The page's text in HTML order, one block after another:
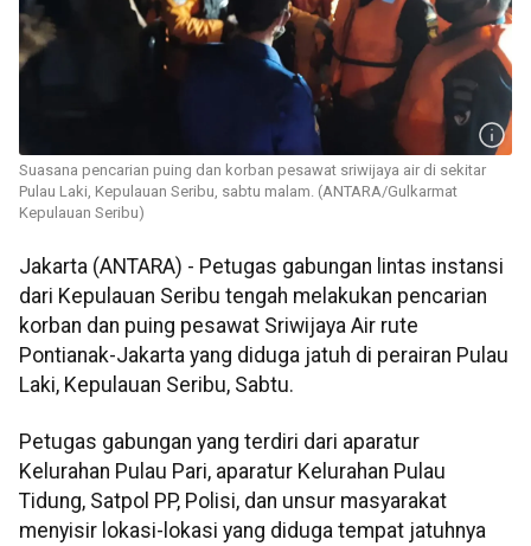
Suasana pencarian puing dan korban pesawat sriwijaya air di sekitar
Pulau Laki, Kepulauan Seribu, sabtu malam. (ANTARA/Gulkarmat
Kepulauan Seribu)
Jakarta (ANTARA) - Petugas gabungan lintas instansi
dari Kepulauan Seribu tengah melakukan pencarian
korban dan puing pesawat Sriwijaya Air rute
Pontianak-Jakarta yang diduga jatuh di perairan Pulau
Laki, Kepulauan Seribu, Sabtu.
Petugas gabungan yang terdiri dari aparatur
Kelurahan Pulau Pari, aparatur Kelurahan Pulau
Tidung, Satpol PP, Polisi, dan unsur masyarakat
menyisir lokasi-lokasi yang diduga tempat jatuhnya